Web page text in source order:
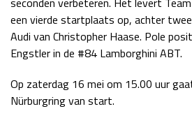
een vierde startplaats op, achter twee
Audi van Christopher Haase. Pole
Engstler in de #84 Lamborghini ABT.
Op zaterdag 16 mei om 15.00 uur
Nürburgring van start.